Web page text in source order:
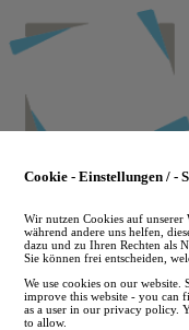
to
main
Cookie - Einstellungen / -
Wir nutzen Cookies auf unserer
während andere uns helfen,
dazu und zu Ihren Rechten als
Sie können frei entscheiden,
We use cookies on our website.
improve this website - you can
as a user in our privacy policy.
to allow.